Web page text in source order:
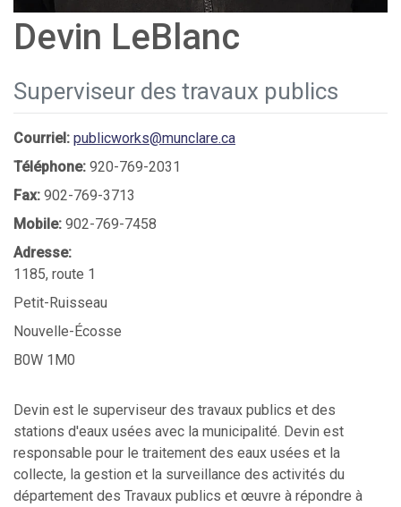
Devin LeBlanc
Superviseur des travaux publics
Courriel: publicworks@munclare.ca
Téléphone: 920-769-2031
Fax: 902-769-3713
Mobile: 902-769-7458
Adresse:
1185, route 1
Petit-Ruisseau
Nouvelle-Écosse
B0W 1M0
Devin est le superviseur des travaux publics et des
stations d'eaux usées avec la municipalité. Devin est
responsable pour le traitement des eaux usées et la
collecte, la gestion et la surveillance des activités du
département des Travaux publics et œuvre à répondre à